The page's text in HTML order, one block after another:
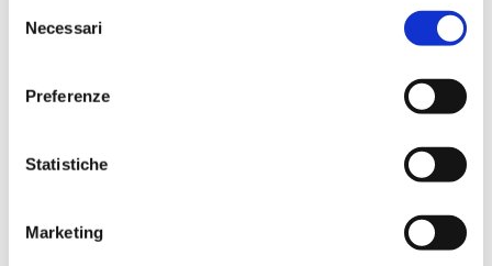
delNecessari
Preferenze
Statistiche
Marketing
Le sfide e le professioni della sicurezza